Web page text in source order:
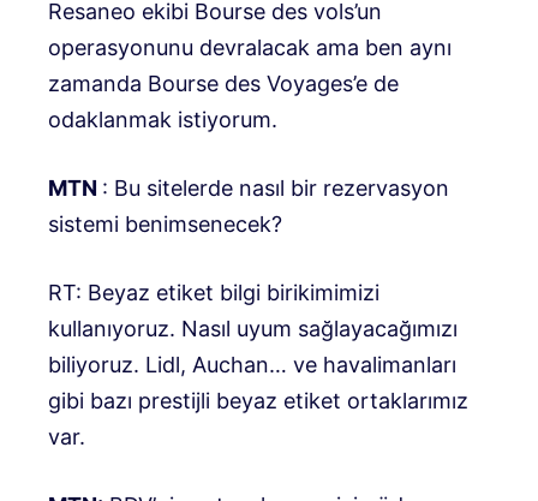
Resaneo ekibi Bourse des vols’un
operasyonunu devralacak ama ben aynı
zamanda Bourse des Voyages’e de
odaklanmak istiyorum.
MTN : Bu sitelerde nasıl bir rezervasyon
sistemi benimsenecek?
RT: Beyaz etiket bilgi birikimimizi
kullanıyoruz. Nasıl uyum sağlayacağımızı
biliyoruz. Lidl, Auchan… ve havalimanları
gibi bazı prestijli beyaz etiket ortaklarımız
var.